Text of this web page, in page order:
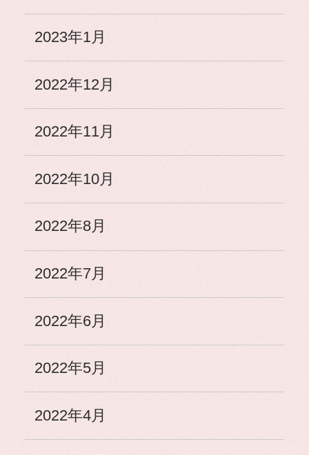
2023年1月
2022年12月
2022年11月
2022年10月
2022年8月
2022年7月
2022年6月
2022年5月
2022年4月